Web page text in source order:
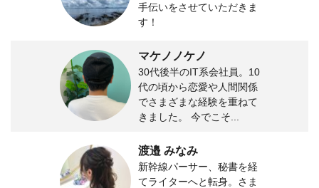
手伝いをさせていただきま
す！
マケノノケノ
30代後半のIT系会社員。10
代の頃から恋愛や人間関係
でさまざまな経験を重ねて
きました。 今でこそ...
渡邉 みなみ
新幹線パーサー、秘書を経
てライターへと転身。さま